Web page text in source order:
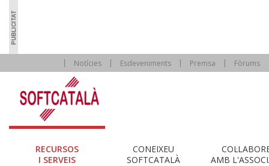
Notícies Esdeveniments Premsa Fòrums
RECURSOS
I SERVEIS
CONEIXEU
SOFTCATALÀ
AMB